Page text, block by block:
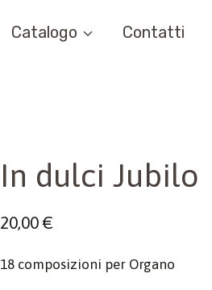
Catalogo Contatti
In dulci Jubilo
20,00€
18 composizioni per Organo